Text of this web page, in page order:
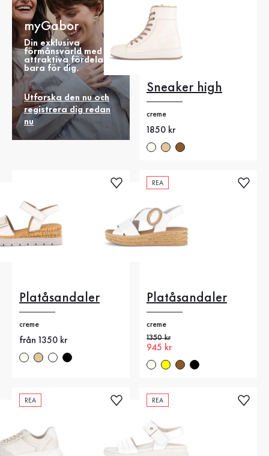
myGabor
Din exklusiva
förmånsvärld med
attraktiva fördelar
bara för dig.
Utforska den nu och
registrera dig redan
nu
Sneaker high
creme
Nytt pris
1850 kr
Platåsandaler
creme
Nytt pris
från 1350 kr
REA
Platåsandaler
creme
Gammalt pris
1350 kr
Nytt pris
945 kr
REA REA